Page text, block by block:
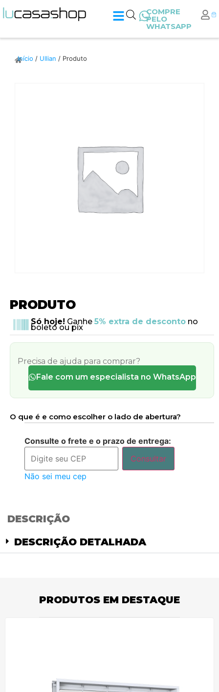
COMPRE
PELO
WHATSAPP
Início / Ullian / Produto
PRODUTO
Só hoje! Ganhe 5% extra de descontono
boleto ou pix
Precisa de ajuda para comprar?
Fale com um especialista no WhatsApp
O que é e como escolher o lado de abertura?
Consulte o frete e o prazo de entrega:
Consultar
Não sei meu cep
DESCRIÇÃO
DESCRIÇÃO DETALHADA
PRODUTOS EM DESTAQUE